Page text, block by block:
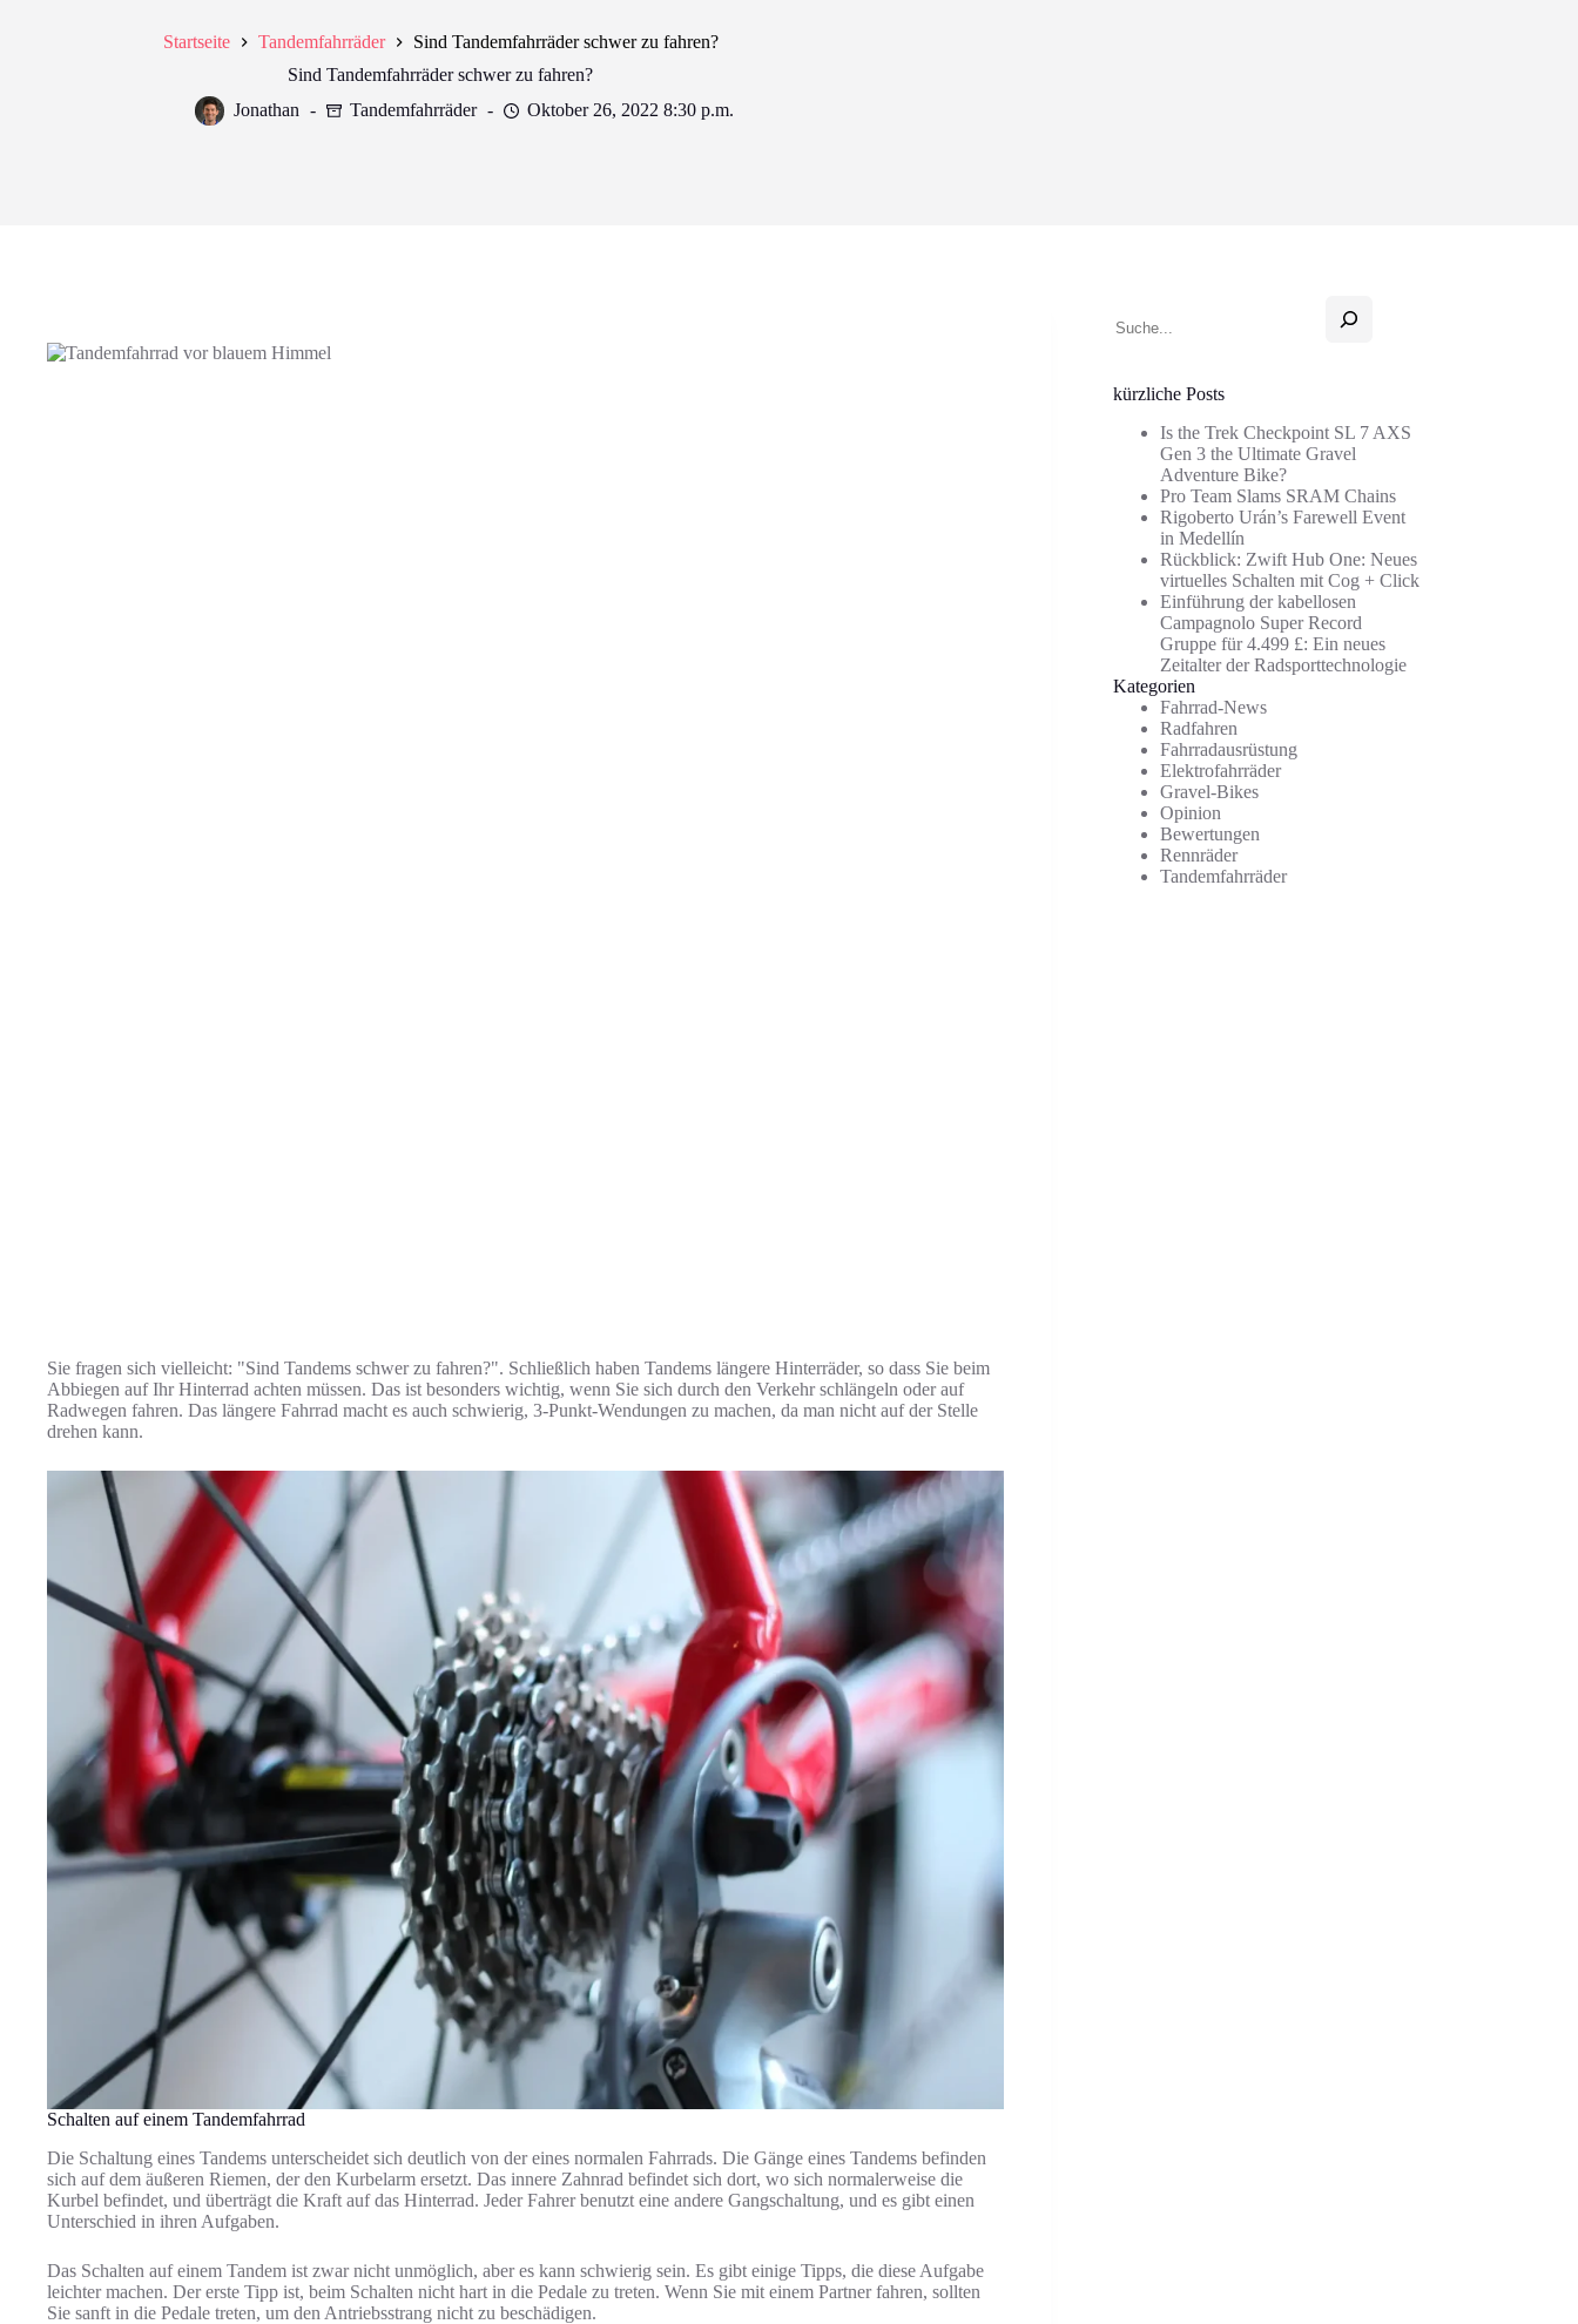
Startseite Tandemfahrräder
Sind Tandemfahrräder schwer zu fahren?
Sind Tandemfahrräder schwer zu fahren?
Jonathan
Tandemfahrräder Oktober 26, 2022 8:30 p.m.
Sie fragen sich vielleicht: "Sind Tandems schwer zu fahren?". Schließlich haben Tandems längere Hinterräder, so dass Sie beim
Abbiegen auf Ihr Hinterrad achten müssen. Das ist besonders wichtig, wenn Sie sich durch den Verkehr schlängeln oder auf
Radwegen fahren. Das längere Fahrrad macht es auch schwierig, 3-Punkt-Wendungen zu machen, da man nicht auf der Stelle
drehen kann.
Schalten auf einem Tandemfahrrad
Die Schaltung eines Tandems unterscheidet sich deutlich von der eines normalen Fahrrads. Die Gänge eines Tandems befinden
sich auf dem äußeren Riemen, der den Kurbelarm ersetzt. Das innere Zahnrad befindet sich dort, wo sich normalerweise die
Kurbel befindet, und überträgt die Kraft auf das Hinterrad. Jeder Fahrer benutzt eine andere Gangschaltung, und es gibt einen
Unterschied in ihren Aufgaben.
Das Schalten auf einem Tandem ist zwar nicht unmöglich, aber es kann schwierig sein. Es gibt einige Tipps, die diese Aufgabe
leichter machen. Der erste Tipp ist, beim Schalten nicht hart in die Pedale zu treten. Wenn Sie mit einem Partner fahren, sollten
Sie sanft in die Pedale treten, um den Antriebsstrang nicht zu beschädigen.
kürzliche Posts
Is the Trek Checkpoint SL 7 AXS
Gen 3 the Ultimate Gravel
Adventure Bike?
Pro Team Slams SRAM Chains
Rigoberto Urán’s Farewell Event
in Medellín
Rückblick: Zwift Hub One: Neues
virtuelles Schalten mit Cog + Click
Einführung der kabellosen
Campagnolo Super Record
Gruppe für 4.499 £: Ein neues
Zeitalter der Radsporttechnologie
Kategorien
Fahrrad-News
Radfahren
Fahrradausrüstung
Elektrofahrräder
Gravel-Bikes
Opinion
Bewertungen
Rennräder
Tandemfahrräder